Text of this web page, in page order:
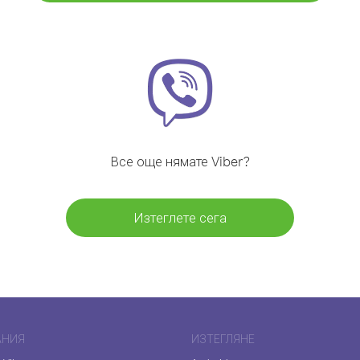
Все още нямате Viber?
Изтеглете сега
ИЗТЕГЛЯНЕ